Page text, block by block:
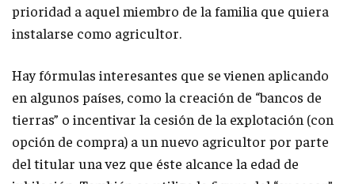
prioridad a aquel miembro de la familia que quiera
instalarse como agricultor.
Hay fórmulas interesantes que se vienen aplicando
en algunos países, como la creación de “bancos de
tierras” o incentivar la cesión de la explotación (con
opción de compra) a un nuevo agricultor por parte
del titular una vez que éste alcance la edad de